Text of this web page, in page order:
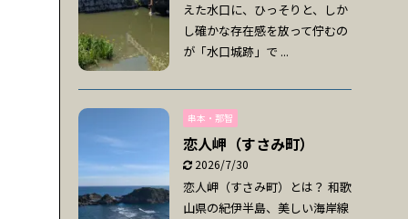
えた水口に、ひっそりと、しか
し確かな存在感を放って佇むの
が「水口城跡」で ...
串本・那智
恋人岬（すさみ町）
2026/7/30
恋人岬（すさみ町）とは？ 和歌
山県の紀伊半島、美しい海岸線